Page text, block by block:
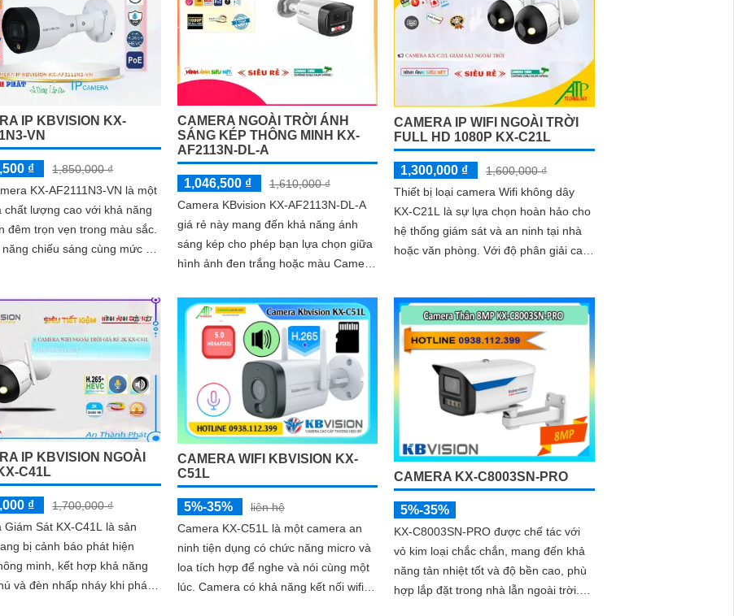
IP KBVISION KX-
VN
₫
1,850,000 ₫
KX-AF2111N3-VN là một
chất lượng cao với khả năng
đêm trọn vẹn trong màu sắc.
chiếu sáng cùng mức độ
sắc nét và rõ ràng
CAMERA NGOÀI TRỜI ÁNH
SÁNG KÉP THÔNG MINH KX-
AF2113N-DL-A
1,046,500 ₫
1,610,000 ₫
Camera KBvision KX-AF2113N-DL-A
giá rẻ này mang đến khả năng ánh
sáng kép cho phép bạn lựa chọn giữa
hình ảnh đen trắng hoặc màu Camera
tính năng...
CAMERA IP WIFI NGOÀI TRỜI
FULL HD 1080P KX-C21L
1,300,000 ₫
1,600,000 ₫
Thiết bị loại camera Wifi không dây
KX-C21L là sự lựa chọn hoàn hảo cho
hệ thống giám sát và an ninh tại nhà
hoặc văn phòng. Với độ phân giải cao,
mọi hoạt động một cách dễ dàng
IP KBVISION NGOÀI
C41L
₫
1,700,000 ₫
Giám Sát KX-C41L là sản
bị cảnh báo phát hiện
minh, kết hợp khả năng
và đèn nhấp nháy khi phát
CAMERA WIFI KBVISION KX-
C51L
5%-35%
liên hệ
Camera KX-C51L là một camera an
ninh tiện dụng có chức năng micro và
loa tích hợp để nghe và nói cùng một
lúc. Camera có khả năng kết nối wifi
CAMERA KX-C8003SN-PRO
5%-35%
KX-C8003SN-PRO được chế tác với
vỏ kim loại chắc chắn, mang đến khả
năng tản nhiệt tốt và độ bền cao, phù
hợp lắp đặt trong nhà lẫn ngoài trời.